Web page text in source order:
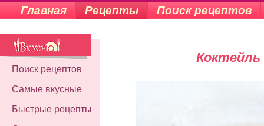
Главная Рецепты Поиск рецептов
Поиск рецептов
Самые вкусные
Быстрые рецепты
Коктейль